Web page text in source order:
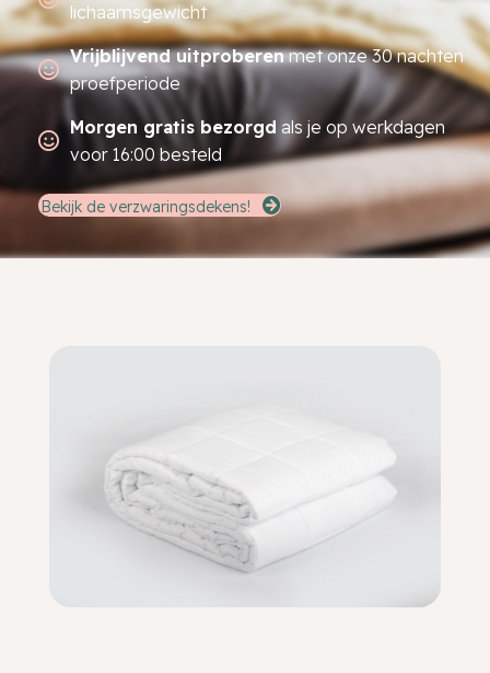
lichaamsgewicht
Vrijblijvend uitproberenmet onze 30 nachten
proefperiode
Morgen gratis bezorgd als je op werkdagen
voor 16:00 besteld
Bekijk de verzwaringsdekens!